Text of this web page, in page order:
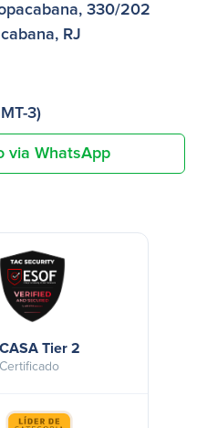
330/202
RJ
3)
via WhatsApp
CASA Tier 2
Certificado